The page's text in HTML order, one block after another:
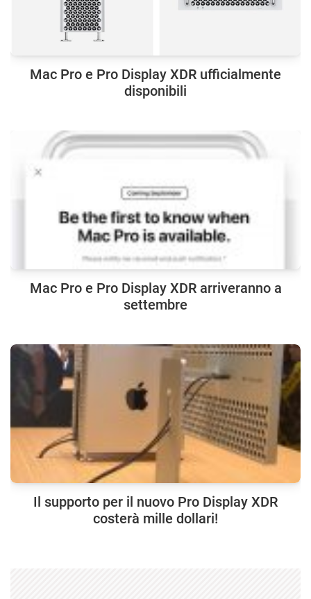
Mac Pro e Pro Display XDR ufficialmente
disponibili
Mac Pro e Pro Display XDR arriveranno a
settembre
Il supporto per il nuovo Pro Display XDR
costerà mille dollari!